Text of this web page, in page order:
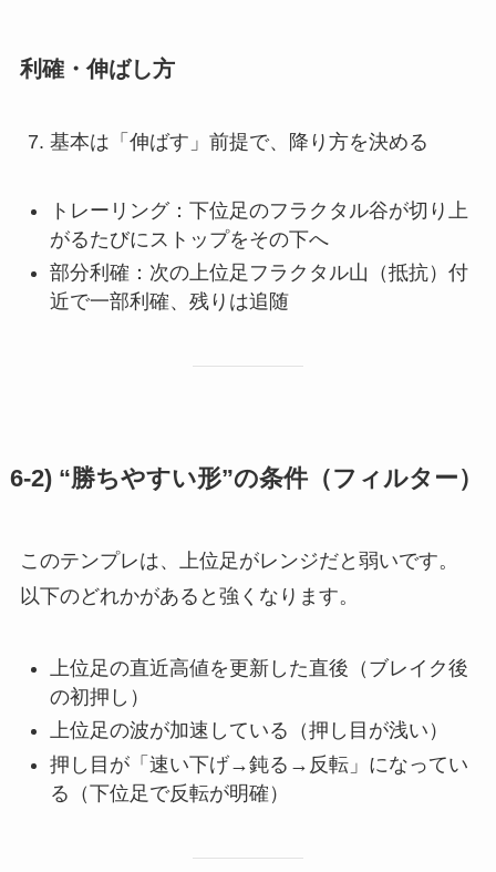
利確・伸ばし方
基本は「伸ばす」前提で、降り方を決める
トレーリング：下位足のフラクタル谷が切り上
がるたびにストップをその下へ
部分利確：次の上位足フラクタル山（抵抗）付
近で一部利確、残りは追随
6-2) “勝ちやすい形”の条件（フィルター）
このテンプレは、上位足がレンジだと弱いです。
以下のどれかがあると強くなります。
上位足の直近高値を更新した直後（ブレイク後
の初押し）
上位足の波が加速している（押し目が浅い）
押し目が「速い下げ→鈍る→反転」になってい
る（下位足で反転が明確）